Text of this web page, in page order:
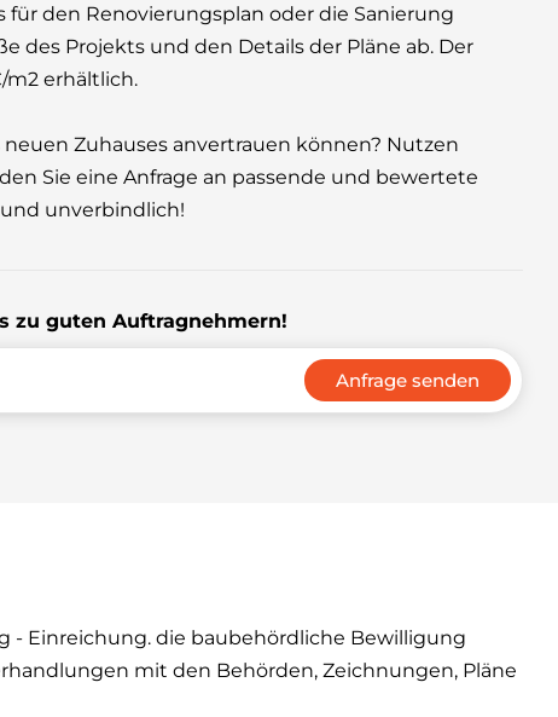
für den Renovierungsplan oder die Sanierung
des Projekts und den Details der Pläne ab. Der
m2 erhältlich.
Zuhauses anvertrauen können? Nutzen
Sie eine Anfrage an passende und bewertete
unverbindlich!
zu guten Auftragnehmern!
Anfrage senden
Einreichung. die baubehördliche Bewilligung
mit den Behörden, Zeichnungen, Pläne